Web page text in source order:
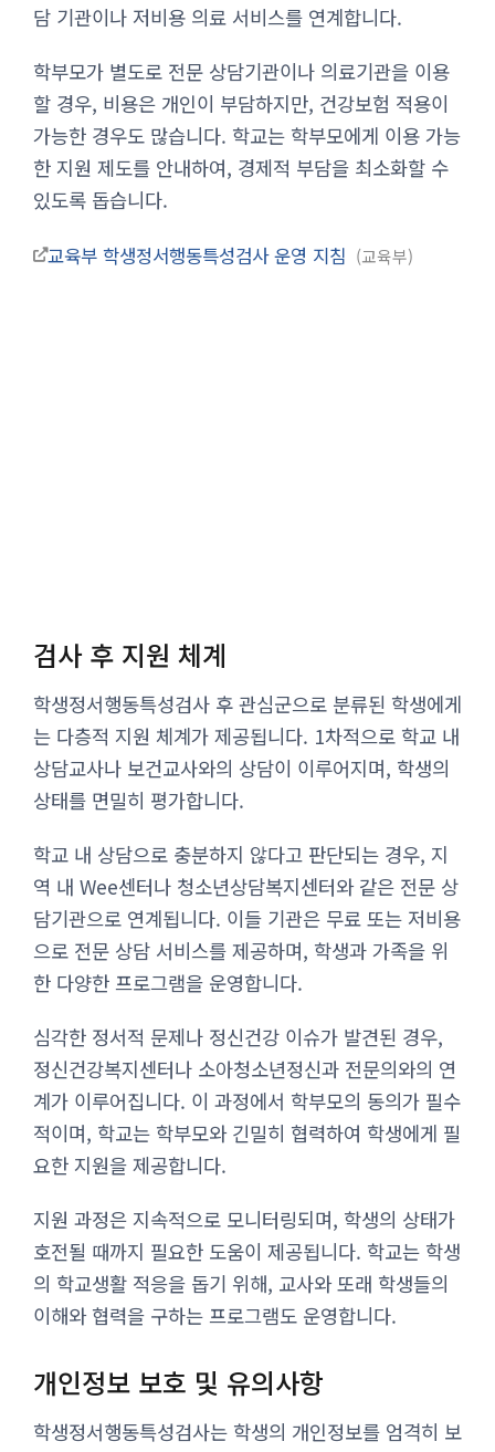
담 기관이나 저비용 의료 서비스를 연계합니다.
학부모가 별도로 전문 상담기관이나 의료기관을 이용
할 경우, 비용은 개인이 부담하지만, 건강보험 적용이
가능한 경우도 많습니다. 학교는 학부모에게 이용 가능
한 지원 제도를 안내하여, 경제적 부담을 최소화할 수
있도록 돕습니다.
교육부 학생정서행동특성검사 운영 지침 교육부
검사 후 지원 체계
학생정서행동특성검사 후 관심군으로 분류된 학생에게
는 다층적 지원 체계가 제공됩니다. 1차적으로 학교 내
상담교사나 보건교사와의 상담이 이루어지며, 학생의
상태를 면밀히 평가합니다.
학교 내 상담으로 충분하지 않다고 판단되는 경우, 지
역 내 Wee센터나 청소년상담복지센터와 같은 전문 상
담기관으로 연계됩니다. 이들 기관은 무료 또는 저비용
으로 전문 상담 서비스를 제공하며, 학생과 가족을 위
한 다양한 프로그램을 운영합니다.
심각한 정서적 문제나 정신건강 이슈가 발견된 경우,
정신건강복지센터나 소아청소년정신과 전문의와의 연
계가 이루어집니다. 이 과정에서 학부모의 동의가 필수
적이며, 학교는 학부모와 긴밀히 협력하여 학생에게 필
요한 지원을 제공합니다.
지원 과정은 지속적으로 모니터링되며, 학생의 상태가
호전될 때까지 필요한 도움이 제공됩니다. 학교는 학생
의 학교생활 적응을 돕기 위해, 교사와 또래 학생들의
이해와 협력을 구하는 프로그램도 운영합니다.
개인정보 보호 및 유의사항
학생정서행동특성검사는 학생의 개인정보를 엄격히 보